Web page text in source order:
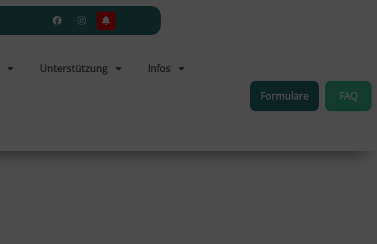
Unterstützung Infos
Formulare FAQ